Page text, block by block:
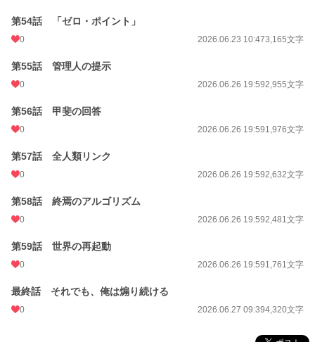
第54話 「ゼロ・ポイント」
0 2026.06.23 10:473,165文字
第55話 管理人の提示
0 2026.06.26 19:592,955文字
第56話 甲斐の回答
0 2026.06.26 19:591,976文字
第57話 全人類リンク
0 2026.06.26 19:592,632文字
第58話 終焉のアルゴリズム
0 2026.06.26 19:592,481文字
第59話 世界の再起動
0 2026.06.26 19:591,761文字
最終話 それでも、俺は煽り続ける
0 2026.06.27 09:394,320文字